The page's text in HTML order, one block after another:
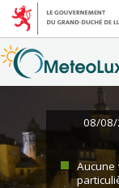
08/08/
Aucune